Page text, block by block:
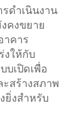
ดำเนินงาน
คงขยาย
าคาร
งให้กับ
บเปิดเพื่อ
สร้างสภาพ
ยิ่งสำหรับ